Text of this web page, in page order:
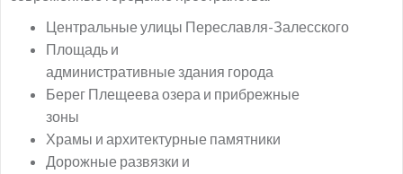
Центральные улицы Переславля-Залесского
Площадь и
административные здания города
Берег Плещеева озера и прибрежные
зоны
Храмы и архитектурные памятники
Дорожные развязки и